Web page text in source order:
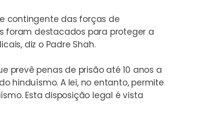
contingente das forças de
foram destacados para proteger a
diz o Padre Shah.
prevê penas de prisão até 10 anos a
hinduísmo. A lei, no entanto, permite
Esta disposição legal é vista